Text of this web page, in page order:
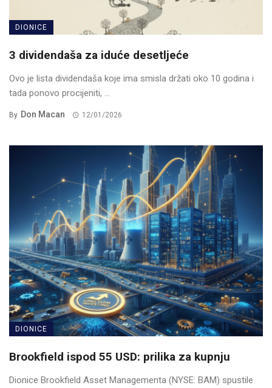
DIONICE
3 dividendaša za iduće desetljeće
Ovo je lista dividendaša koje ima smisla držati oko 10 godina i
tada ponovo procijeniti, ...
By Don Macan 12/01/2026
DIONICE
Brookfield ispod 55 USD: prilika za kupnju
Dionice Brookfield Asset Managementa (NYSE: BAM) spustile